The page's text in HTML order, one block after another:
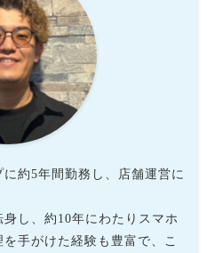
約5年間勤務し、店舗運営に
し、約10年にわたりスマホ
手がけた経験も豊富で、こ